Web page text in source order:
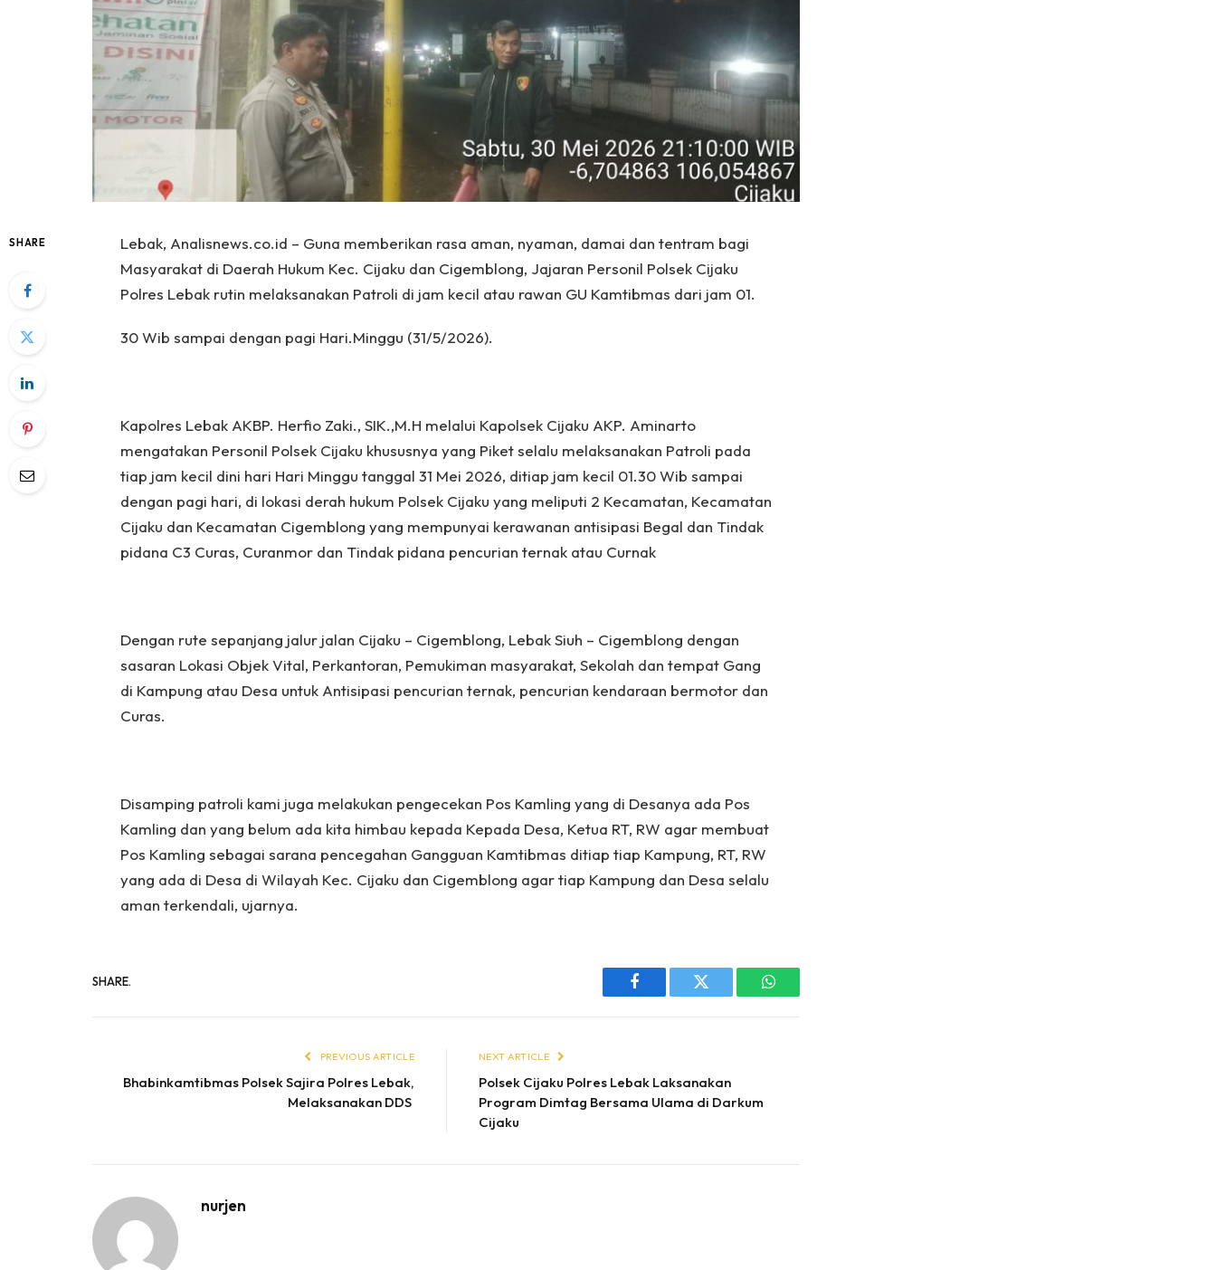
SHARE
Lebak, Analisnews.co.id – Guna memberikan rasa aman, nyaman, damai dan tentram bagi
Masyarakat di Daerah Hukum Kec. Cijaku dan Cigemblong, Jajaran Personil Polsek Cijaku
Polres Lebak rutin melaksanakan Patroli di jam kecil atau rawan GU Kamtibmas dari jam 01.
30 Wib sampai dengan pagi Hari.Minggu (31/5/2026).
Kapolres Lebak AKBP. Herfio Zaki., SIK.,M.H melalui Kapolsek Cijaku AKP. Aminarto
mengatakan Personil Polsek Cijaku khususnya yang Piket selalu melaksanakan Patroli pada
tiap jam kecil dini hari Hari Minggu tanggal 31 Mei 2026, ditiap jam kecil 01.30 Wib sampai
dengan pagi hari, di lokasi derah hukum Polsek Cijaku yang meliputi 2 Kecamatan, Kecamatan
Cijaku dan Kecamatan Cigemblong yang mempunyai kerawanan antisipasi Begal dan Tindak
pidana C3 Curas, Curanmor dan Tindak pidana pencurian ternak atau Curnak
Dengan rute sepanjang jalur jalan Cijaku – Cigemblong, Lebak Siuh – Cigemblong dengan
sasaran Lokasi Objek Vital, Perkantoran, Pemukiman masyarakat, Sekolah dan tempat Gang
di Kampung atau Desa untuk Antisipasi pencurian ternak, pencurian kendaraan bermotor dan
Curas.
Disamping patroli kami juga melakukan pengecekan Pos Kamling yang di Desanya ada Pos
Kamling dan yang belum ada kita himbau kepada Kepada Desa, Ketua RT, RW agar membuat
Pos Kamling sebagai sarana pencegahan Gangguan Kamtibmas ditiap tiap Kampung, RT, RW
yang ada di Desa di Wilayah Kec. Cijaku dan Cigemblong agar tiap Kampung dan Desa selalu
aman terkendali, ujarnya.
SHARE.
Facebook Twitter WhatsApp
PREVIOUS ARTICLE
Bhabinkamtibmas Polsek Sajira Polres Lebak,
Melaksanakan DDS
NEXT ARTICLE
Polsek Cijaku Polres Lebak Laksanakan
Program Dimtag Bersama Ulama di Darkum
Cijaku
nurjen